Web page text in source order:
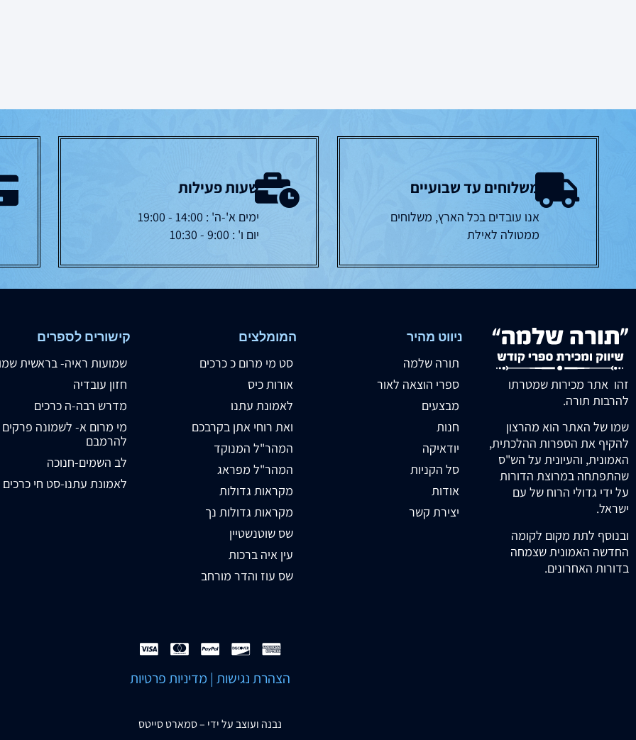
משלוחים עד שבועיים
אנו עובדים בכל הארץ, משלוחים
ממטולה לאילת
שעות פעילות
ימים א'-ה' : 14:00 - 19:00
יום ו' : 9:00 - 10:30
זהו אתר מכירות שמטרתו
להרבות תורה.
שמו של האתר הוא מהרצון
להקיף את הספרות ההלכתית,
האמונית, והעיונית על הש"ס
שהתפתחה במרוצת הדורות
על ידי גדולי הרוח של עם
ישראל.
ובנוסף לתת מקום לקומה
החדשה האמונית שצמחה
בדורות האחרונים.
ניווט מהיר
תורה שלמה
ספרי הוצאה לאור
מבצעים
חנות
יודאיקה
סל הקניות
אודות
יצירת קשר
המומלצים
סט מי מרום כ כרכים
אורות כיס
לאמונת עתנו
ואת רוחי אתן בקרבכם
המהר"ל המנוקד
המהר"ל מפראג
מקראות גדולות
מקראות גדולות נך
שס שוטנשטיין
עין איה ברכות
שס עוז והדר מורחב
קישורים לספרים
שמועות ראיה- בראשית
חזון עובדיה
מדרש רבה-ה כרכים
מי מרום א- לשמונה פרקים
להרמבם
לב השמים-חנוכה
לאמונת עתנו-סט חי כרכים
הצהרת נגישות | מדיניות פרטיות
נבנה ועוצב על ידי –סמארט סייטס